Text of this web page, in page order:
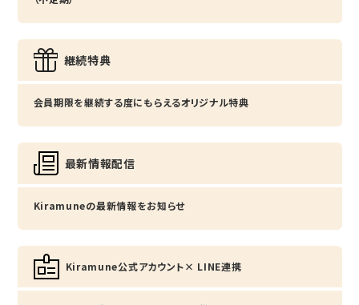
継続特典
会員期限を継続する度にもらえるオリジナル特典
最新情報配信
Kiramuneの最新情報をお知らせ
Kiramune公式アカウント× LINE連携